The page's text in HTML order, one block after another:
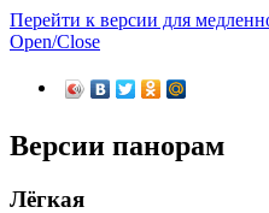
Перейти к версии для
Open/Close
Версии панорам
Лёгкая